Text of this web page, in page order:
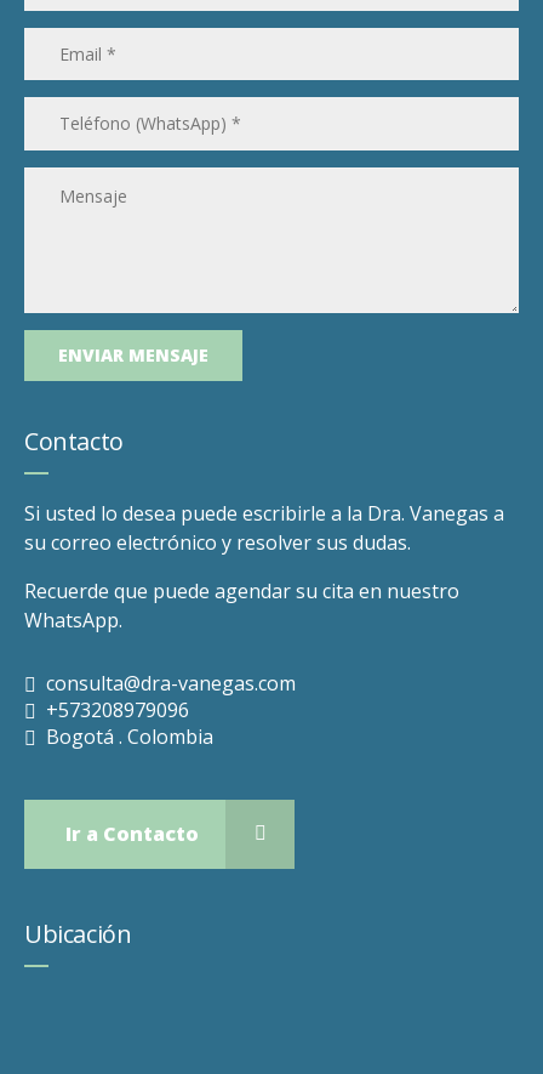
Contacto
Si usted lo desea puede escribirle a la Dra. Vanegas a
su correo electrónico y resolver sus dudas.
Recuerde que puede agendar su cita en nuestro
WhatsApp.
consulta@dra-vanegas.com
+573208979096
Bogotá . Colombia
Ir a Contacto
Ubicación